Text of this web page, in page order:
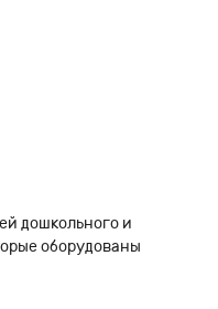
дошкольного и
оборудованы